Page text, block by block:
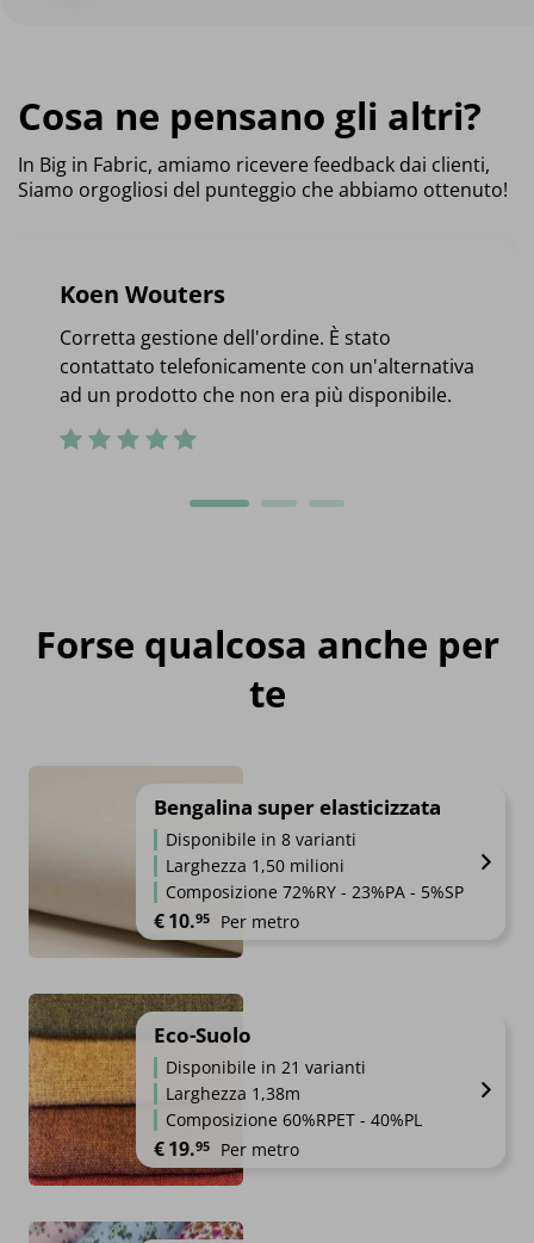
Cosa ne pensano gli altri?
In Big in Fabric, amiamo ricevere feedback dai clienti,
Siamo orgogliosi del punteggio che abbiamo ottenuto!
Koen Wouters
Corretta gestione dell'ordine. È stato
contattato telefonicamente con un'alternativa
ad un prodotto che non era più disponibile.
Forse qualcosa anche per
te
Bengalina super elasticizzata
Disponibile in 8 varianti
Larghezza 1,50 milioni
Composizione 72%RY - 23%PA - 5%SP
€10.95 Per metro
Eco-Suolo
Disponibile in 21 varianti
Larghezza 1,38m
Composizione 60%RPET - 40%PL
€19.95 Per metro